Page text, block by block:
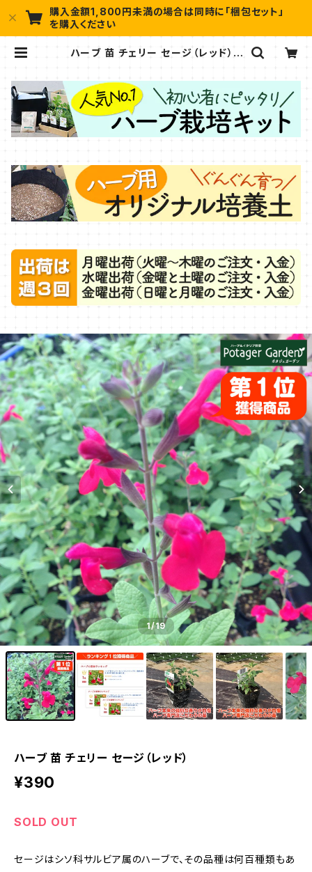
購入金額1,800円未満の場合は同時に「梱包セット」
を購入ください
ハーブ 苗 チェリー セージ（レッド） |
1/19
ハーブ 苗 チェリー セージ（レッド）
¥390
SOLD OUT
セージはシソ科サルビア属のハーブで、その品種は何百種類もあ